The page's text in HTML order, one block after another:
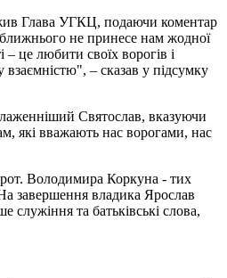
Глава УГКЦ, подаючи коментар
ближнього не принесе нам жодної
це любити своїх ворогів і
– сказав у підсумку
Святослав, вказуючи
які вважають нас ворогами, нас
Володимира Коркуна - тих
завершення владика Ярослав
та батьківські слова,